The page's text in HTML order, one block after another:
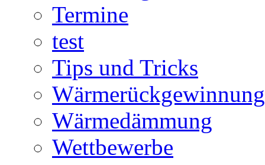
Termine
test
Tips und Tricks
Wärmerückgewinnung
Wärmedämmung
Wettbewerbe